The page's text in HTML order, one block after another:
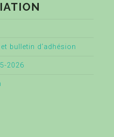
bulletin d’adhésion
2026